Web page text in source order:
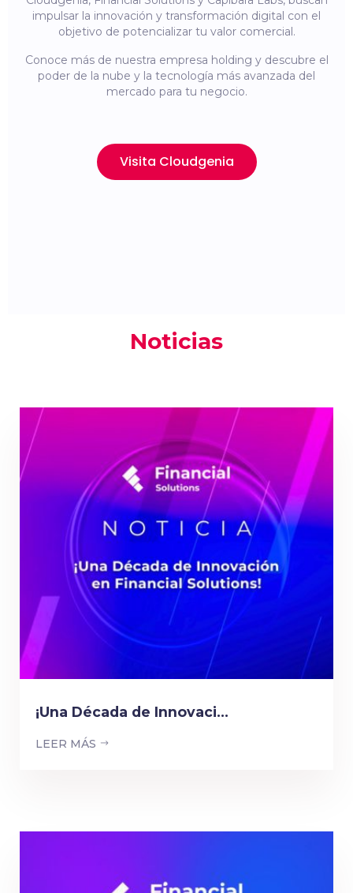
impulsar la innovación y transformación digital con el
objetivo de potencializar tu valor comercial.
Conoce más de nuestra empresa holding y descubre el
poder de la nube y la tecnología más avanzada del
mercado para tu negocio.
Visita Cloudgenia
Noticias
¡Una Década de Innovaci...
LEER MÁS